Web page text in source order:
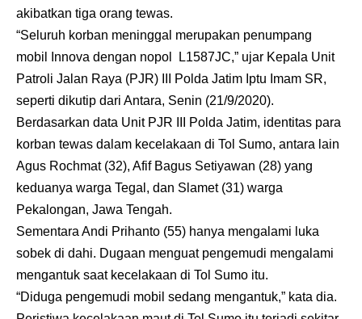
akibatkan tiga orang tewas.
“Seluruh korban meninggal merupakan penumpang
mobil Innova dengan nopol L1587JC,” ujar Kepala Unit
Patroli Jalan Raya (PJR) III Polda Jatim Iptu Imam SR,
seperti dikutip dari Antara, Senin (21/9/2020).
Berdasarkan data Unit PJR III Polda Jatim, identitas para
korban tewas dalam kecelakaan di Tol Sumo, antara lain
Agus Rochmat (32), Afif Bagus Setiyawan (28) yang
keduanya warga Tegal, dan Slamet (31) warga
Pekalongan, Jawa Tengah.
Sementara Andi Prihanto (55) hanya mengalami luka
sobek di dahi. Dugaan menguat pengemudi mengalami
mengantuk saat kecelakaan di Tol Sumo itu.
“Diduga pengemudi mobil sedang mengantuk,” kata dia.